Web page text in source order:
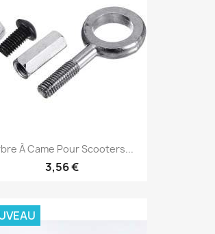
À Came Pour Scooters...
3,56 €